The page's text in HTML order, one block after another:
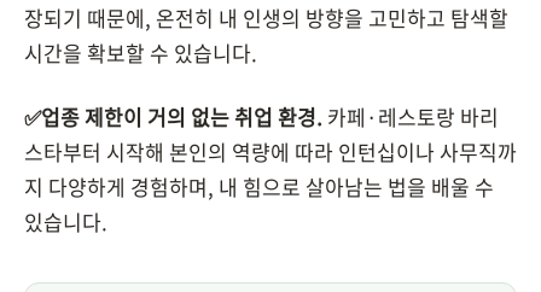
장되기 때문에, 온전히 내 인생의 방향을 고민하고 탐색할
시간을 확보할 수 있습니다.
✅업종 제한이 거의 없는 취업 환경. 카페·레스토랑 바리
스타부터 시작해 본인의 역량에 따라 인턴십이나 사무직까
지 다양하게 경험하며, 내 힘으로 살아남는 법을 배울 수
있습니다.